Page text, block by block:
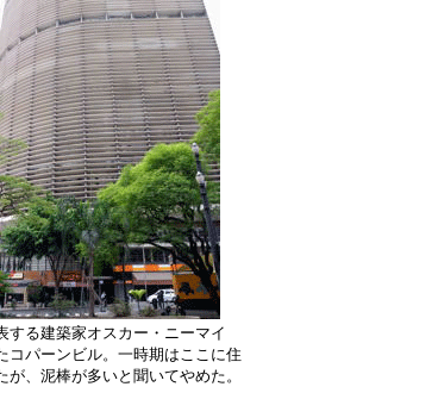
する建築家オスカー・ニーマイ
コパーンビル。一時期はここに住
が、泥棒が多いと聞いてやめた。